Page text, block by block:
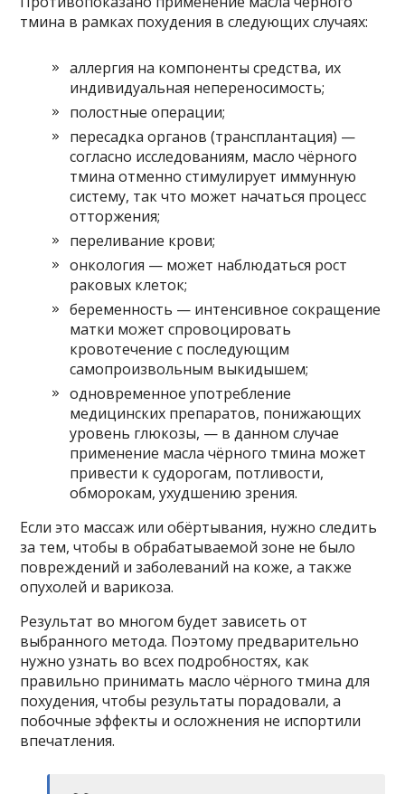
тмина в рамках похудения в следующих случаях:
аллергия на компоненты средства, их
индивидуальная непереносимость;
полостные операции;
пересадка органов (трансплантация) —
согласно исследованиям, масло чёрного
тмина отменно стимулирует иммунную
систему, так что может начаться процесс
отторжения;
переливание крови;
онкология — может наблюдаться рост
раковых клеток;
беременность — интенсивное сокращение
матки может спровоцировать
кровотечение с последующим
самопроизвольным выкидышем;
одновременное употребление
медицинских препаратов, понижающих
уровень глюкозы, — в данном случае
применение масла чёрного тмина может
привести к судорогам, потливости,
обморокам, ухудшению зрения.
Если это массаж или обёртывания, нужно следить
за тем, чтобы в обрабатываемой зоне не было
повреждений и заболеваний на коже, а также
опухолей и варикоза.
Результат во многом будет зависеть от
выбранного метода. Поэтому предварительно
нужно узнать во всех подробностях, как
правильно принимать масло чёрного тмина для
похудения, чтобы результаты порадовали, а
побочные эффекты и осложнения не испортили
впечатления.